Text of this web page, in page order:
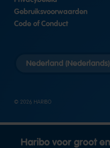
Gebruiksvoorwaarden
Code of Conduct
selecteren
© 2026 HARIBO
Haribo voor groot